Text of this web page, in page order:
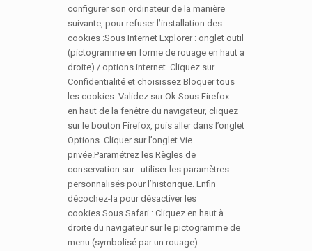
configurer son ordinateur de la manière
suivante, pour refuser l’installation des
cookies :Sous Internet Explorer : onglet outil
(pictogramme en forme de rouage en haut a
droite) / options internet. Cliquez sur
Confidentialité et choisissez Bloquer tous
les cookies. Validez sur Ok.Sous Firefox :
en haut de la fenêtre du navigateur, cliquez
sur le bouton Firefox, puis aller dans l’onglet
Options. Cliquer sur l’onglet Vie
privée.Paramétrez les Règles de
conservation sur : utiliser les paramètres
personnalisés pour l’historique. Enfin
décochez-la pour désactiver les
cookies.Sous Safari : Cliquez en haut à
droite du navigateur sur le pictogramme de
menu (symbolisé par un rouage).